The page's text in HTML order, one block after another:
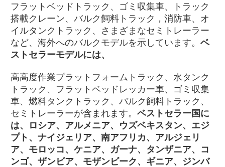
フラットベッドトラック、ゴミ収集車、トラック
搭載クレーン、バルク飼料トラック，消防車、オ
イルタンクトラック、さまざまなセミトレーラー
など、海外へのバルクモデルを示しています。 ベ
ストセラーモデルには、
高高度作業プラットフォームトラック、水タンク
トラック、フラットベッドレッカー車、ゴミ収集
車、燃料タンクトラック、バルク飼料トラック、
セミトレーラーが含まれます。 ベストセラー国に
は、ロシア、アルメニア、ウズベキスタン、エジ
プト、ナイジェリア、南アフリカ、アルジェリ
ア、モロッコ、ケニア、ガーナ、タンザニア、コ
ンゴ、ザンビア、モザンビーク、ギニア、ジンバ